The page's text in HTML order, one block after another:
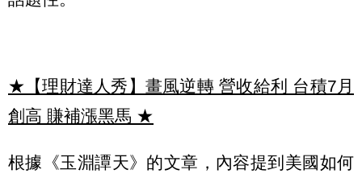
★【理財達人秀】畫風逆轉 營收給利 台積7月
創高 賺補漲黑馬 ★
根據《玉淵譚天》的文章，內容提到美國如何